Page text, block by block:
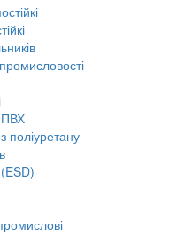
ПВХ
поліуретану